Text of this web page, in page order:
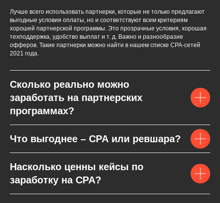
Лучше всего использовать партнерки, которые не только предлагают
выгодные условия оплаты, но и соответствуют всем критериям
хорошей партнерской программы. Это прозрачные условия, хорошая
техподдержка, удобство выплат и т. д. Важно и разнообразие
офферов. Такие партнерки можно найти в нашем списке СPA-сетей
2021 года.
Сколько реально можно
заработать на партнерских
программах?
Что выгоднее – CPA или ревшара?
Насколько ценны кейсы по
заработку на CPA?